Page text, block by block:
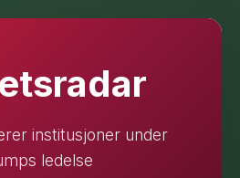
institusjoner under
ledelse